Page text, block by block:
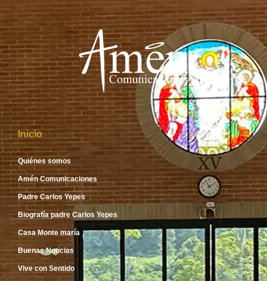
Inicio
Quiénes somos
Amén Comunicaciones
Padre Carlos Yepes
Biografía padre Carlos Yepes
Casa Monte maría
Buenas Noticias
Vive con Sentido